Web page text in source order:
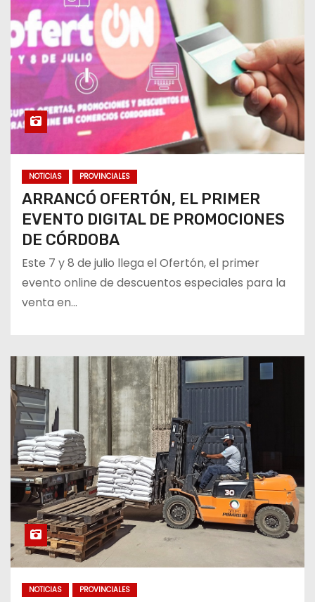
NOTICIAS PROVINCIALES
ARRANCÓ OFERTÓN, EL PRIMER
EVENTO DIGITAL DE PROMOCIONES
DE CÓRDOBA
Este 7 y 8 de julio llega el Ofertón, el primer
evento online de descuentos especiales para la
venta en…
NOTICIAS PROVINCIALES